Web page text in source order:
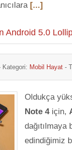
[...]
Android 5.0
Kategori: Mobil Hayat -
Oldukça
Note 4için,
dağıtılmaya
edindiğimiz